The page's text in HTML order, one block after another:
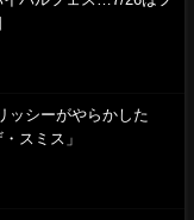
ッシーがやらかした
スミス」